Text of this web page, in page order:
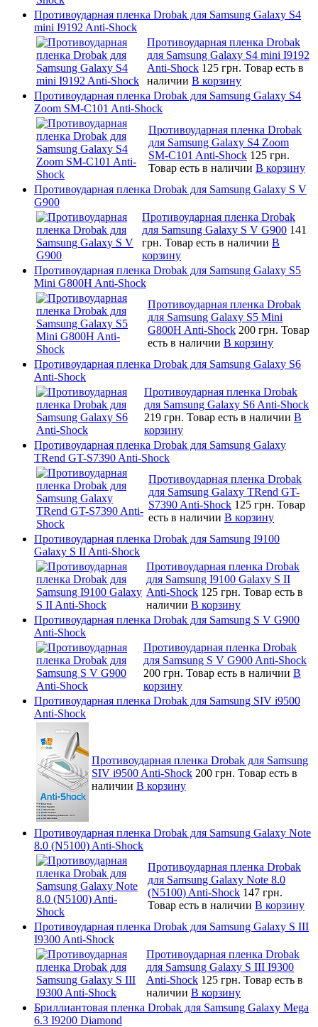
Противоударная пленка Drobak для Samsung Galaxy S4
mini I9192 Anti-Shock
Противоударная пленка Drobak
для Samsung Galaxy S4 mini I9192
Anti-Shock 125 грн. Товар есть в
наличии В корзину
Противоударная пленка Drobak для Samsung Galaxy S4
Zoom SM-C101 Anti-Shock
Противоударная пленка Drobak
для Samsung Galaxy S4 Zoom
SM-C101 Anti-Shock 125 грн.
Товар есть в наличии В корзину
Противоударная пленка Drobak для Samsung Galaxy S V
G900
Противоударная пленка Drobak
для Samsung Galaxy S V G900 141
грн. Товар есть в наличии В
корзину
Противоударная пленка Drobak для Samsung Galaxy S5
Mini G800H Anti-Shock
Противоударная пленка Drobak
для Samsung Galaxy S5 Mini
G800H Anti-Shock 200 грн. Товар
есть в наличии В корзину
Противоударная пленка Drobak для Samsung Galaxy S6
Anti-Shock
Противоударная пленка Drobak
для Samsung Galaxy S6 Anti-Shock
219 грн. Товар есть в наличии В
корзину
Противоударная пленка Drobak для Samsung Galaxy
TRend GT-S7390 Anti-Shock
Противоударная пленка Drobak
для Samsung Galaxy TRend GT-
S7390 Anti-Shock 125 грн. Товар
есть в наличии В корзину
Противоударная пленка Drobak для Samsung I9100
Galaxy S II Anti-Shock
Противоударная пленка Drobak
для Samsung I9100 Galaxy S II
Anti-Shock 125 грн. Товар есть в
наличии В корзину
Противоударная пленка Drobak для Samsung S V G900
Anti-Shock
Противоударная пленка Drobak
для Samsung S V G900 Anti-Shock
200 грн. Товар есть в наличии В
корзину
Противоударная пленка Drobak для Samsung SIV i9500
Anti-Shock
Противоударная пленка Drobak для Samsung
SIV i9500 Anti-Shock 200 грн. Товар есть в
наличии В корзину
Противоударная пленка Drobak для Samsung Galaxy Note
8.0 (N5100) Anti-Shock
Противоударная пленка Drobak
для Samsung Galaxy Note 8.0
(N5100) Anti-Shock 147 грн.
Товар есть в наличии В корзину
Противоударная пленка Drobak для Samsung Galaxy S III
I9300 Anti-Shock
Противоударная пленка Drobak
для Samsung Galaxy S III I9300
Anti-Shock 125 грн. Товар есть в
наличии В корзину
Бриллиантовая пленка Drobak для Samsung Galaxy Mega
6.3 I9200 Diamond